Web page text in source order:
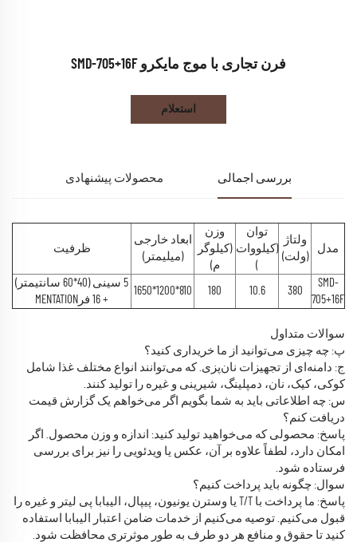
فرن تجاری با موج مایکرو SMD-705+16F
استعلام
بررسی اجمالی محصولات پیشنهادی
مدل
ولتاژ
(ولت)
توان
(کیلووات
)
وزن
(کیلوگر
م)
ابعاد خارجی
(میلیمتر)
ظرفیت
SMD-
705+16F
380
10.6
180
810*1200*1650
5 سینی (40*60 سانتیمتر)
+ 16 فرMENTATION
سوالات متداول
پ: چه چیزی می‌توانید از ما خریداری کنید؟
ج: دامنه‌ای از تجهیزات نان‌پزی. که می‌توانند انواع مختلف غذا شامل
کوکی، کیک، نان، دمپلینگ، شیرینی و غیره را تولید کنند.
س: چه اطلاعاتی باید به شما بگویم اگر می‌خواهم یک گزارش قیمت
دریافت کنم؟
پاسخ: محصولی که می‌خواهید تولید کنید: اندازه و وزن محصول. اگر
امکان دارد، لطفاً علاوه بر آن، عکس یا ویدئویی را نیز برای بررسی
فرستاده شود.
سوال: چگونه باید پرداخت کنیم؟
پاسخ: ما پرداخت با T/T یا وسترن یونیون، پیپال، الیبابا پی لیتر و غیره را
قبول می‌کنیم. توصیه می‌کنیم از خدمات ضامن اعتبار الیبابا استفاده
کنید تا حقوق و منافع هر دو طرف به طور موثرتری محافظت شود.